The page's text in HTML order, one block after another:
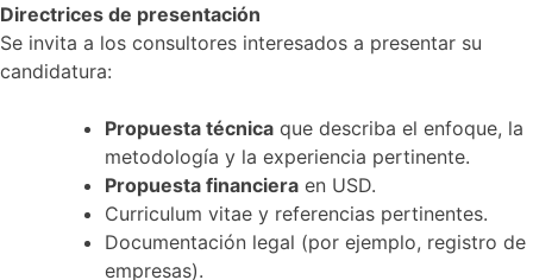
Directrices de presentación
Se invita a los consultores interesados a presentar su
candidatura:
Propuesta técnica que describa el enfoque, la
metodología y la experiencia pertinente.
Propuesta financiera en USD.
Curriculum vitae y referencias pertinentes.
Documentación legal (por ejemplo, registro de
empresas).